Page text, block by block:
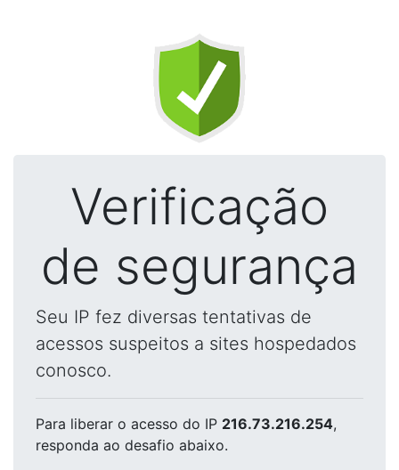
Verificação
de segurança
Seu IP fez diversas tentativas de
acessos suspeitos a sites hospedados
conosco.
Para liberar o acesso do IP 216.73.216.254,
responda ao desafio abaixo.